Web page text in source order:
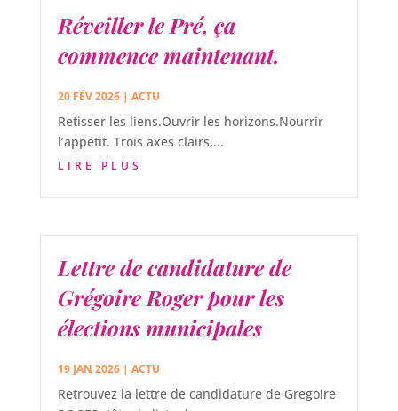
Réveiller le Pré, ça
commence maintenant.
20 FÉV 2026| ACTU
Retisser les liens.Ouvrir les horizons.Nourrir
l’appétit. Trois axes clairs,...
LIRE PLUS
Lettre de candidature de
Grégoire Roger pour les
élections municipales
19 JAN 2026| ACTU
Retrouvez la lettre de candidature de Gregoire